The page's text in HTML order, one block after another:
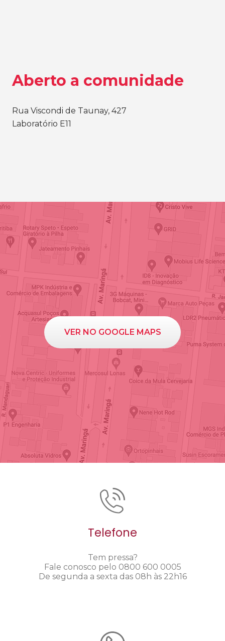
Aberto a comunidade
Rua Viscondi de Taunay, 427
Laboratório E11
VER NO GOOGLE MAPS
Telefone
Tem pressa?
Fale conosco pelo 0800 600 0005
De segunda a sexta das 08h às 22h16